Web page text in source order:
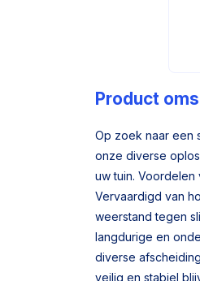
Product
Op zoek naar een
onze diverse
uw tuin. Voordelen
Vervaardigd van
weerstand tegen
langdurige en
diverse
veilig en stabiel